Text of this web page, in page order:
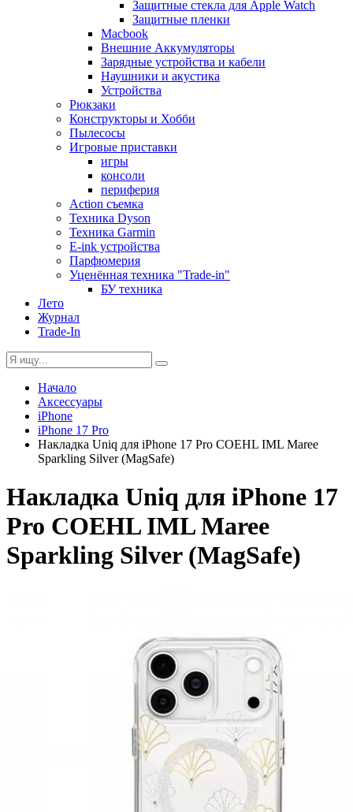
Защитные стекла для Apple Watch
Защитные пленки
Macbook
Внешние Аккумуляторы
Зарядные устройства и кабели
Наушники и акустика
Устройства
Рюкзаки
Конструкторы и Хобби
Пылесосы
Игровые приставки
игры
консоли
периферия
Action съемка
Техника Dyson
Техника Garmin
E-ink устройства
Парфюмерия
Уценённая техника "Trade-in"
БУ техника
Лето
Журнал
Trade-In
Начало
Аксессуары
iPhone
iPhone 17 Pro
Накладка Uniq для iPhone 17 Pro COEHL IML Maree
Sparkling Silver (MagSafe)
Накладка Uniq для iPhone 17
Pro COEHL IML Maree
Sparkling Silver (MagSafe)